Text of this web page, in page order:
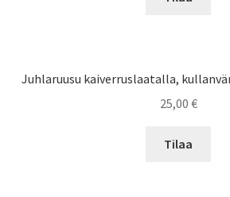
Juhlaruusu kaiverruslaatalla,
25,00 €
Tilaa